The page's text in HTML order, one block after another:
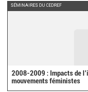
SÉMINAIRES DU CEDREF
2008-2009 : Impacts de
mouvements féministes